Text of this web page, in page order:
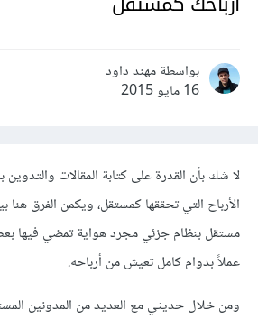
بواسطة مهند داود
16 مايو 2015
لا شك بأن القدرة على كتابة المقالات والتدوين
الأرباح التي تحققها كمستقل، ويكمن الفرق
مستقل بنظام جزئي مجرد هواية تمضي فيها
عملاً بدوام كامل تعيش من أرباحه.
ومن خلال حديثي مع العديد من المدونين